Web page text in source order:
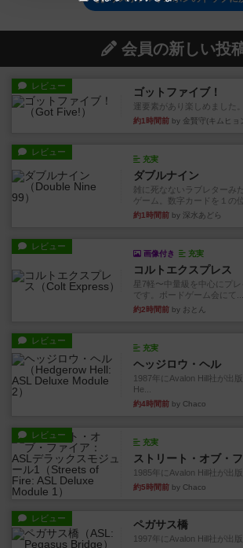
会員の新しい投
レビュー ゴットファイブ！
運要素があり楽しめました
約1時間前 by 金賢守(キムヒョ
レビュー
充実
ダブルナイン
雑に死なないラブレターみ
ゲーム。数字カードを１の位
約1時間前 by 深水あどら
レビュー
画像付き 充実
コルトエクスプレス
星7軽〜中量級を中心にプ
です。ボードゲーム会にて...
約2時間前 by おとん
レビュー
充実
ヘッジロウ・ヘル
1987年にAvalon Hill社が出
He...
約4時間前 by Chaco
レビュー
充実
1985年にAvalon Hill社が出
約5時間前 by Chaco
レビュー ペガサス橋
1997年にAvalon Hill社が出